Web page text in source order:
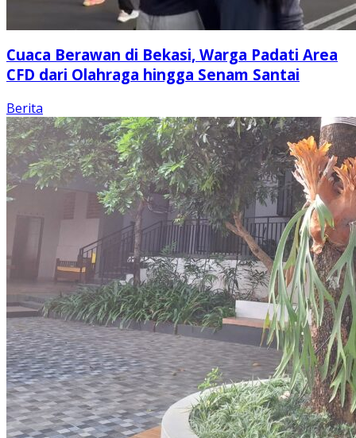
Cuaca Berawan di Bekasi, Warga Padati Area
CFD dari Olahraga hingga Senam Santai
Berita